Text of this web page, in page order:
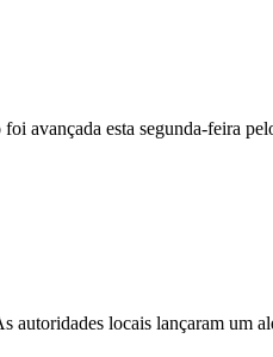
avançada esta segunda-feira
autoridades locais lançaram um